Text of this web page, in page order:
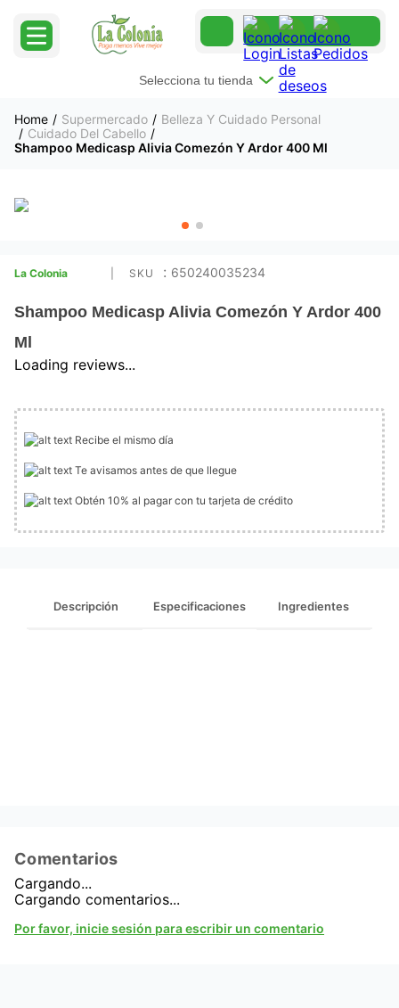
Selecciona tu tienda
Supermercado
Belleza Y Cuidado Personal
Cuidado Del Cabello
Shampoo Medicasp Alivia Comezón Y Ardor 400 Ml
La Colonia : 650240035234
Shampoo Medicasp Alivia Comezón Y Ardor 400
Ml
Loading reviews...
Recibe el mismo día
Te avisamos antes de que llegue
Obtén 10% al pagar con tu tarjeta de crédito
Descripción Especificaciones Ingredientes
Comentarios
Cargando...
Por favor, inicie sesión para escribir un comentario
Cargando comentarios...